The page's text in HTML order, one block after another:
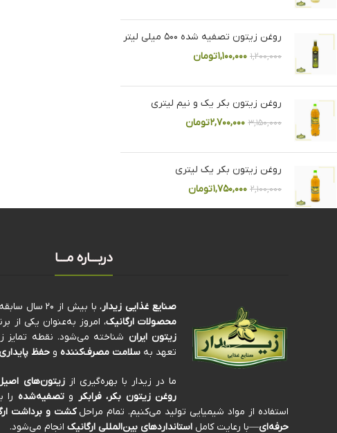
روغن زیتون تصفیه شده ۵۰۰ میلی لیتر
۱,۲۰۰,۰۰۰ ۱,۱۰۰,۰۰۰تومان
روغن زیتون بکر یک و نیم لیتری
۳,۱۵۰,۰۰۰ ۲,۷۰۰,۰۰۰تومان
روغن زیتون بکر یک لیتری
۲,۱۰۰,۰۰۰ ۱,۷۵۰,۰۰۰تومان
دربـــاره مـــا
صنایع غذایی زیدار، با بیش از ۲۰ سال سابقه‌ی درخشان در تولید و فرآوری
محصولات ارگانیک، امروز به‌عنوان یکی از
زیتون ایران شناخته می‌شود. نقطه تمایز
تعهد به سلامت مصرف‌کننده و حفظ
ما در زیدار با بهره‌گیری اززیتون‌های
روغن زیتون بکر، فرابکر وتصفیه‌شده
استفاده از مواد شیمیایی تولید می‌کنیم. تمام مراحلکشت و برداشت
حرفه‌ای—با رعایت کامل استانداردهای بین‌المللی ارگانیک انجام می‌شود.